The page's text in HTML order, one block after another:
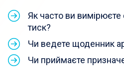
Як часто ви вимірюєте
тиск?
Чи ведете щоденник
Чи приймаєте